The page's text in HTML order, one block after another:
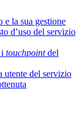
e la sua gestione
d’uso del servizio
touchpointdel
utente del servizio